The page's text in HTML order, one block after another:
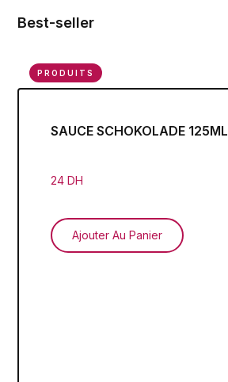
Best-seller
PRODUITS
SAUCE SCHOKOLADE 125ML
24 DH
Ajouter Au Panier